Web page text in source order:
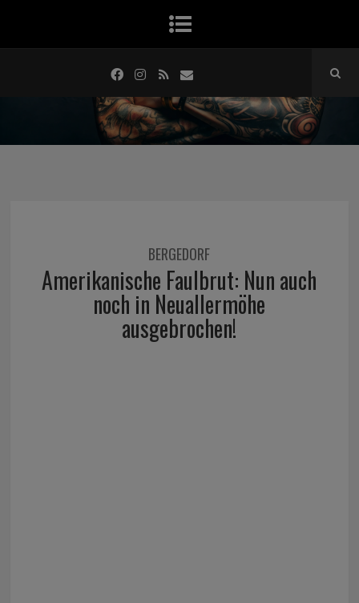
BERGEDORF
Amerikanische Faulbrut: Nun auch
noch in Neuallermöhe
ausgebrochen!